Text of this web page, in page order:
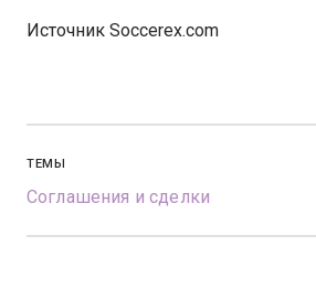
Источник Soccerex.com
ТЕМЫ
Соглашения и сделки